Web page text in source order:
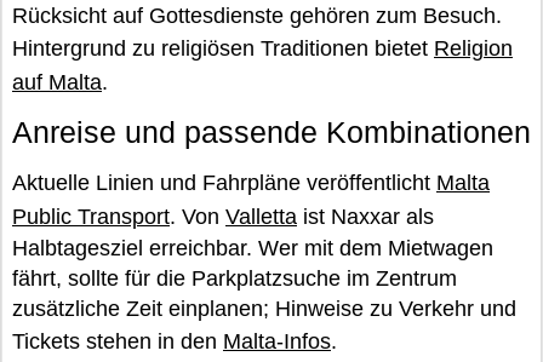
Rücksicht auf Gottesdienste gehören zum Besuch.
Hintergrund zu religiösen Traditionen bietet Religion
auf Malta.
Anreise und passende Kombinationen
Aktuelle Linien und Fahrpläne veröffentlicht Malta
Public Transport. Von Valletta ist Naxxar als
Halbtagesziel erreichbar. Wer mit dem Mietwagen
fährt, sollte für die Parkplatzsuche im Zentrum
zusätzliche Zeit einplanen; Hinweise zu Verkehr und
Tickets stehen in den Malta-Infos.